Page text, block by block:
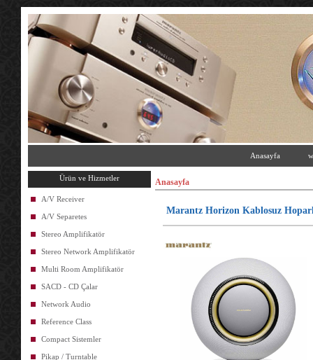
Anasayfa
Ürün ve Hizmetler
A/V Receiver
A/V Separetes
Stereo Amplifikatör
Stereo Network Amplifikatör
Multi Room Amplifikatör
SACD - CD Çalar
Network Audio
Reference Class
Compact Sistemler
Pikap / Turntable
Anasayfa
Marantz Horizon Kablosuz